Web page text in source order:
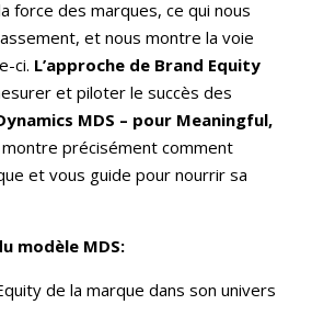
force des marques, ce qui nous
et nous montre la voie
ci. L’approche de Brand Equity
et piloter le succès des
MDS – pour Meaningful,
montre précisément comment
et vous guide pour nourrir sa
modèle MDS:
de la marque dans son univers